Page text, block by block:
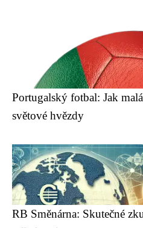
Portugalský fotbal: Jak
světové hvězdy
RB Směnárna: Skutečné